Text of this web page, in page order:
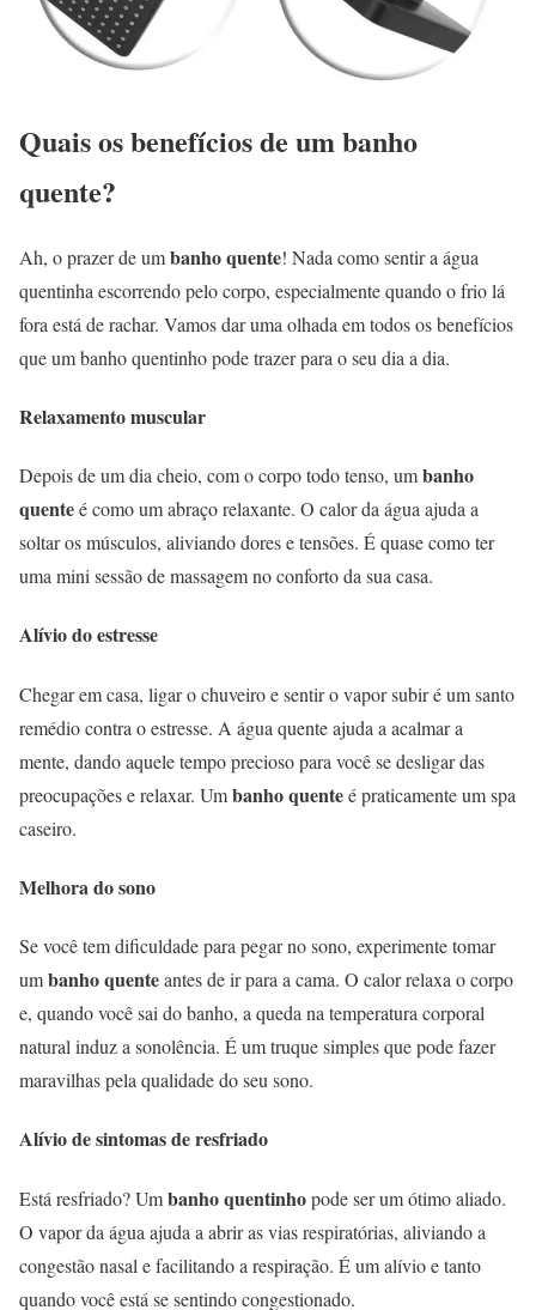
Quais os benefícios de um banho
quente?
Ah, o prazer de umbanho quente! Nada como sentir a água
quentinha escorrendo pelo corpo, especialmente quando o frio lá
fora está de rachar. Vamos dar uma olhada em todos os benefícios
que um banho quentinho pode trazer para o seu dia a dia.
Relaxamento muscular
Depois de um dia cheio, com o corpo todo tenso, umbanho
quenteé como um abraço relaxante. O calor da água ajuda a
soltar os músculos, aliviando dores e tensões. É quase como ter
uma mini sessão de massagem no conforto da sua casa.
Alívio do estresse
Chegar em casa, ligar o chuveiro e sentir o vapor subir é um santo
remédio contra o estresse. A água quente ajuda a acalmar a
mente, dando aquele tempo precioso para você se desligar das
preocupações e relaxar. Umbanho quenteé praticamente um spa
caseiro.
Melhora do sono
Se você tem dificuldade para pegar no sono, experimente tomar
umbanho quenteantes de ir para a cama. O calor relaxa o corpo
e, quando você sai do banho, a queda na temperatura corporal
natural induz a sonolência. É um truque simples que pode fazer
maravilhas pela qualidade do seu sono.
Alívio de sintomas de resfriado
Está resfriado? Umbanho quentinhopode ser um ótimo aliado.
O vapor da água ajuda a abrir as vias respiratórias, aliviando a
congestão nasal e facilitando a respiração. É um alívio e tanto
quando você está se sentindo congestionado.